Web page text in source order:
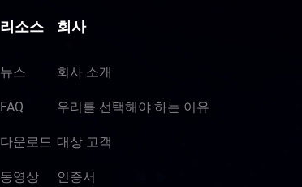
리소스
뉴스
FAQ
다운로드
동영상
회사
회사 소개
우리를 선택해야 하는 이유
대상 고객
인증서